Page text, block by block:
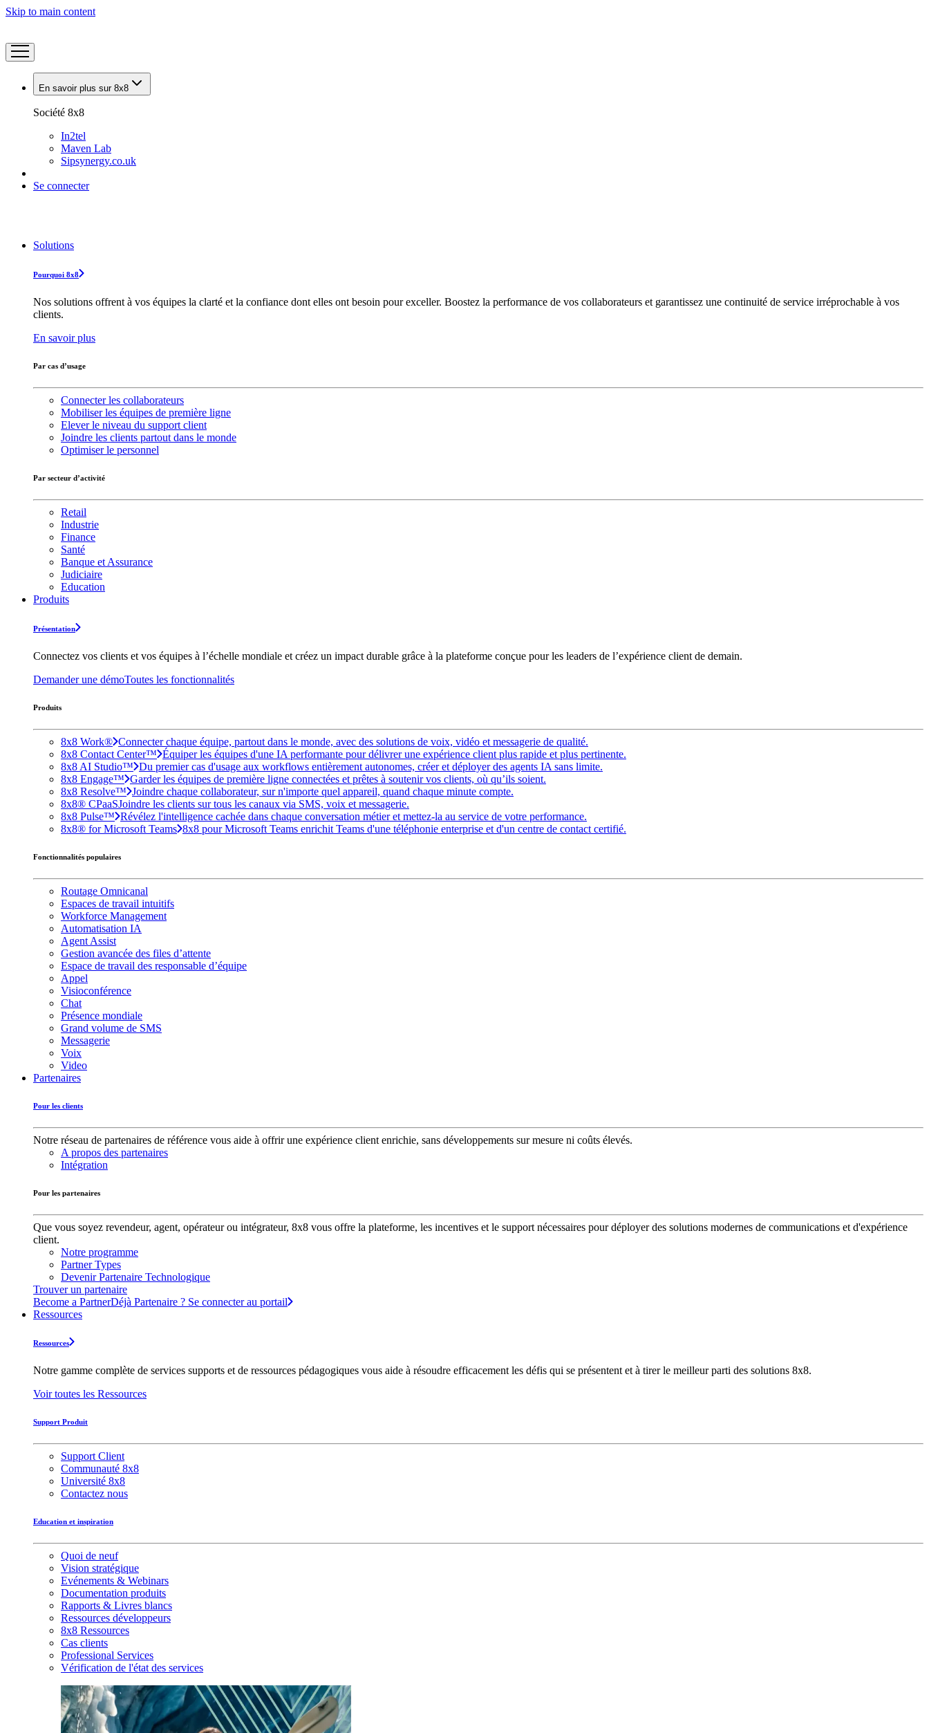
Skip to main content
En savoir plus sur 8x8
Société 8x8
In2tel
Maven Lab
Sipsynergy.co.uk
Se connecter
Solutions
Pourquoi 8x8
Nos solutions offrent à vos équipes la clarté et la confiance dont elles ont besoin pour exceller. Boostez la performance de vos collaborateurs et garantissez une continuité de service irréprochable à vos
clients.
En savoir plus
Par cas d’usage
Connecter les collaborateurs
Mobiliser les équipes de première ligne
Elever le niveau du support client
Joindre les clients partout dans le monde
Optimiser le personnel
Par secteur d’activité
Retail
Industrie
Finance
Santé
Banque et Assurance
Judiciaire
Education
Produits
Présentation
Connectez vos clients et vos équipes à l’échelle mondiale et créez un impact durable grâce à la plateforme conçue pour les leaders de l’expérience client de demain.
Demander une démoToutes les fonctionnalités
Produits
8x8 Work® Connecter chaque équipe, partout dans le monde, avec des solutions de voix, vidéo et messagerie de qualité.
8x8 Contact Center™ Équiper les équipes d'une IA performante pour délivrer une expérience client plus rapide et plus pertinente.
8x8 AI Studio™ Du premier cas d'usage aux workflows entièrement autonomes, créer et déployer des agents IA sans limite.
8x8 Engage™ Garder les équipes de première ligne connectées et prêtes à soutenir vos clients, où qu’ils soient.
8x8 Resolve™ Joindre chaque collaborateur, sur n'importe quel appareil, quand chaque minute compte.
8x8® CPaaSJoindre les clients sur tous les canaux via SMS, voix et messagerie.
8x8 Pulse™ Révélez l'intelligence cachée dans chaque conversation métier et mettez-la au service de votre performance.
8x8® for Microsoft Teams 8x8 pour Microsoft Teams enrichit Teams d'une téléphonie enterprise et d'un centre de contact certifié.
Fonctionnalités populaires
Routage Omnicanal
Espaces de travail intuitifs
Workforce Management
Automatisation IA
Agent Assist
Gestion avancée des files d’attente
Espace de travail des responsable d’équipe
Appel
Visioconférence
Chat
Présence mondiale
Grand volume de SMS
Messagerie
Voix
Video
Partenaires
Pour les clients
Notre réseau de partenaires de référence vous aide à offrir une expérience client enrichie, sans développements sur mesure ni coûts élevés.
A propos des partenaires
Intégration
Pour les partenaires
Que vous soyez revendeur, agent, opérateur ou intégrateur, 8x8 vous offre la plateforme, les incentives et le support nécessaires pour déployer des solutions modernes de communications et d'expérience
client.
Notre programme
Partner Types
Devenir Partenaire Technologique
Trouver un partenaire
Become a PartnerDéjà Partenaire ? Se connecter au portail
Ressources
Ressources
Notre gamme complète de services supports et de ressources pédagogiques vous aide à résoudre efficacement les défis qui se présentent et à tirer le meilleur parti des solutions 8x8.
Voir toutes les Ressources
Support Produit
Support Client
Communauté 8x8
Université 8x8
Contactez nous
Education et inspiration
Quoi de neuf
Vision stratégique
Evénements & Webinars
Documentation produits
Rapports & Livres blancs
Ressources développeurs
8x8 Ressources
Cas clients
Professional Services
Vérification de l'état des services